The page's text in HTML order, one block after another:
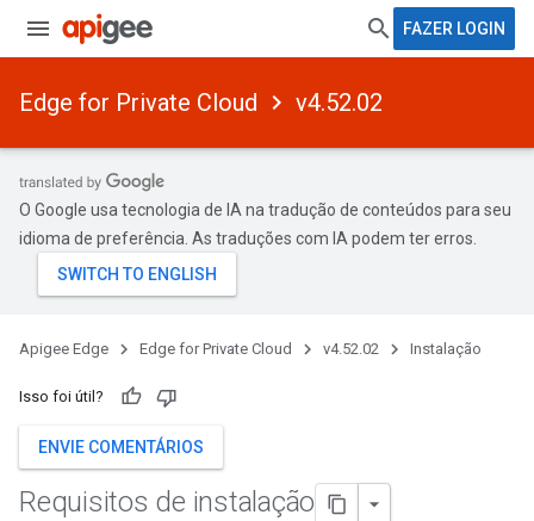
FAZER LOGIN
Edge for Private Cloud v4.52.02
O Google usa tecnologia de IA na tradução de conteúdos para seu
idioma de preferência. As traduções com IA podem ter erros.
Apigee Edge Edge for Private Cloud v4.52.02 Instalação
Isso foi útil?
ENVIE COMENTÁRIOS
Requisitos de instalação